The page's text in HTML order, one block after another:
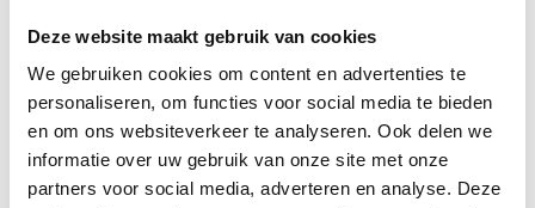
Deze website maakt gebruik van cookies
We gebruiken cookies om content en advertenties te
personaliseren, om functies voor social media te bieden
en om ons websiteverkeer te analyseren. Ook delen we
informatie over uw gebruik van onze site met onze
partners voor social media, adverteren en analyse. Deze
Ketportret: Amel verbreekt het wereldrecord mountain
climbers
Dagje Zuidfoor? Win een familiepakket vol bonnetjes
Zonsverduistering en een giga-springpark: tien tips voor